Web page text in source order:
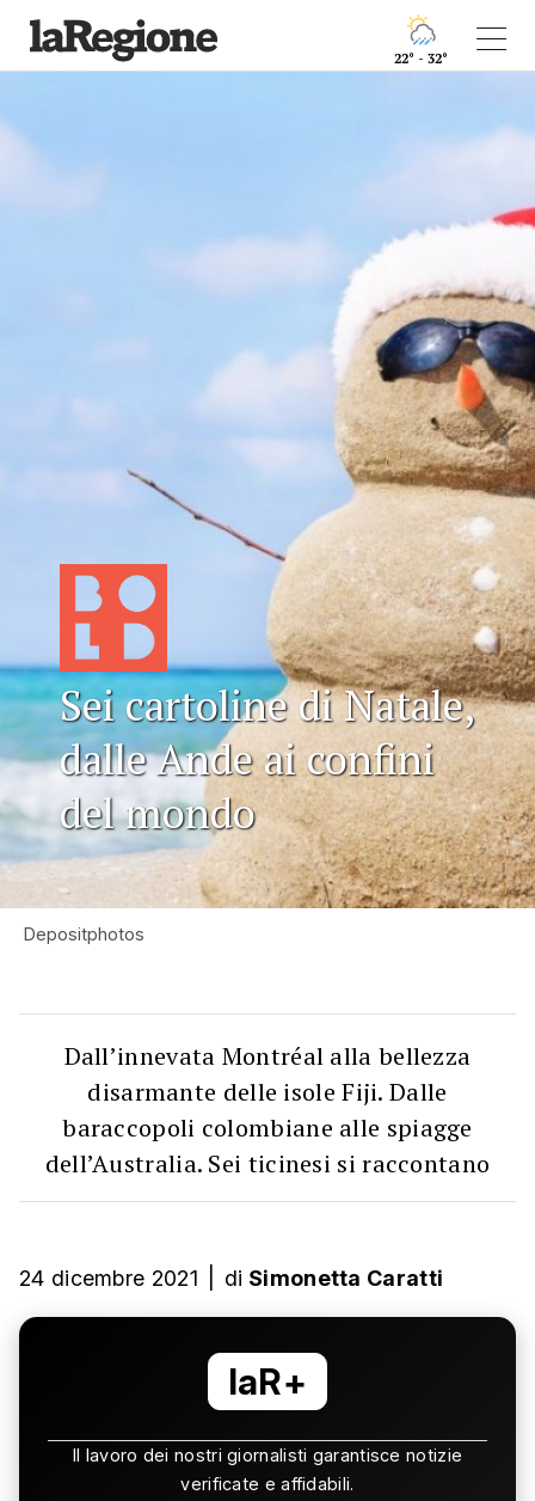
22° - 32°
Sei cartoline di Natale,
dalle Ande ai confini
del mondo
Depositphotos
Dall’innevata Montréal alla bellezza
disarmante delle isole Fiji. Dalle
baraccopoli colombiane alle spiagge
dell’Australia. Sei ticinesi si raccontano
24 dicembre 2021 di Simonetta Caratti
laR+
Il lavoro dei nostri giornalisti garantisce notizie
verificate e affidabili.